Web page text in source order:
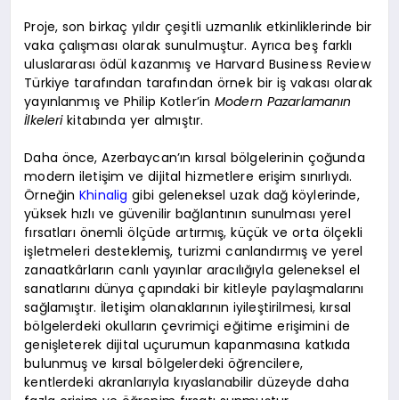
Proje, son birkaç yıldır çeşitli uzmanlık etkinliklerinde bir
vaka çalışması olarak sunulmuştur. Ayrıca beş farklı
uluslararası ödül kazanmış ve Harvard Business Review
Türkiye tarafından tarafından örnek bir iş vakası olarak
yayınlanmış ve Philip Kotler’inModern Pazarlamanın
İlkelerikitabında yer almıştır.
Daha önce, Azerbaycan’ın kırsal bölgelerinin çoğunda
modern iletişim ve dijital hizmetlere erişim sınırlıydı.
ÖrneğinKhinalig gibi geleneksel uzak dağ köylerinde,
yüksek hızlı ve güvenilir bağlantının sunulması yerel
fırsatları önemli ölçüde artırmış, küçük ve orta ölçekli
işletmeleri desteklemiş, turizmi canlandırmış ve yerel
zanaatkârların canlı yayınlar aracılığıyla geleneksel el
sanatlarını dünya çapındaki bir kitleyle paylaşmalarını
sağlamıştır. İletişim olanaklarının iyileştirilmesi, kırsal
bölgelerdeki okulların çevrimiçi eğitime erişimini de
genişleterek dijital uçurumun kapanmasına katkıda
bulunmuş ve kırsal bölgelerdeki öğrencilere,
kentlerdeki akranlarıyla kıyaslanabilir düzeyde daha